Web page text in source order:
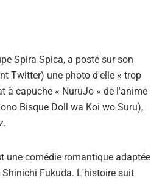
Spira Spica, a posté sur son
Twitter) une photo d'elle « trop
à capuche « NuruJo » de l'anime
Bisque Doll wa Koi wo Suru),
une comédie romantique adaptée
Fukuda. L'histoire suit